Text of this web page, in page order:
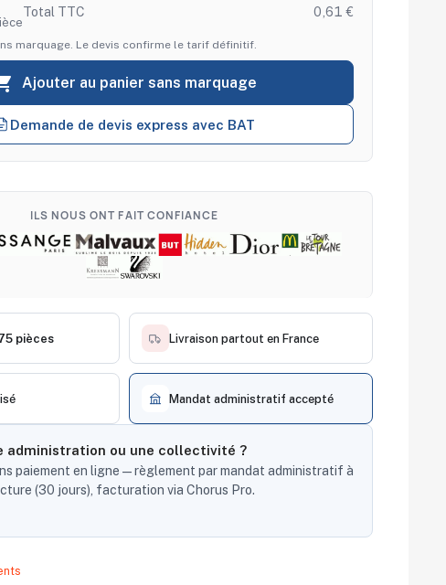
Total TTC
0,61 €
marquage. Le devis confirme le tarif définitif.
Ajouter au panier sans marquage
Demande de devis express avec BAT
ILS NOUS ONT FAIT CONFIANCE
pièces Livraison partout en France
Mandat administratif accepté
administration ou une collectivité ?
paiement en ligne — règlement par mandat administratif à
(30 jours), facturation via Chorus Pro.